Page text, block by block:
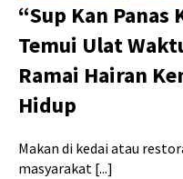
“Sup Kan Panas
Temui Ulat
Ramai Hairan
Hidup
Makan di kedai atau
masyarakat [...]